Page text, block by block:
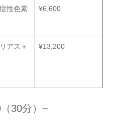
性色素
¥6,600
アス＋
¥13,200
30分）~